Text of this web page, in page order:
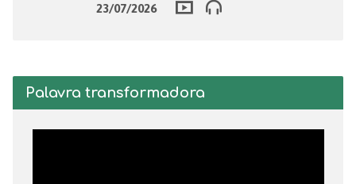
23/07/2026
Palavra transformadora